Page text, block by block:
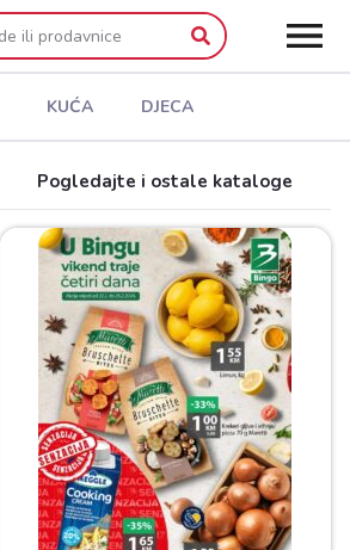
KUĆA DJECA
Pogledajte i ostale kataloge